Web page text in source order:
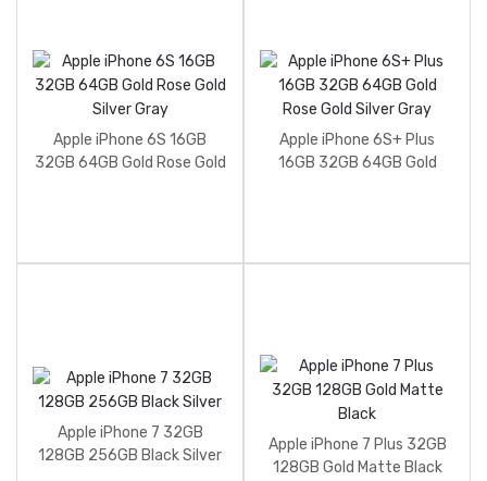
Apple iPhone 6S 16GB
32GB 64GB Gold Rose Gold
Apple iPhone 6S+ Plus
16GB 32GB 64GB Gold
Apple iPhone 7 32GB
128GB 256GB Black Silver
Apple iPhone 7 Plus 32GB
128GB Gold Matte Black